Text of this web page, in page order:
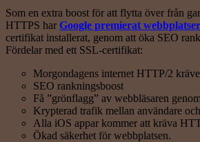
Som en extra boost för att flytta över från
HTTPS har Google premierat webbplatser
certifikat installerat, genom att öka SEO
Fördelar med ett SSL-certifikat:
Morgondagens internet HTTP/2
SEO rankningsboost
Få ”grönflagg” av webbläsaren
Krypterad trafik mellan användare
Alla iOS appar kommer att kräva
Ökad säkerhet för webbplatsen.